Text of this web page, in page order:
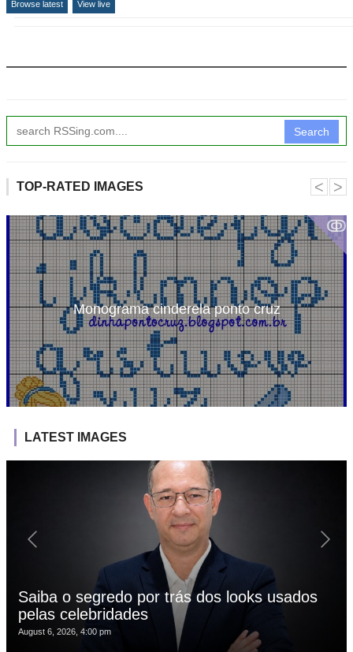
Browse latest View live
Search
TOP-RATED IMAGES
ↂ
Monograma cinderela ponto cruz
˂ ˃
LATEST IMAGES
Saiba o segredo por trás dos looks usados
pelas celebridades
August 6, 2026, 4:00 pm